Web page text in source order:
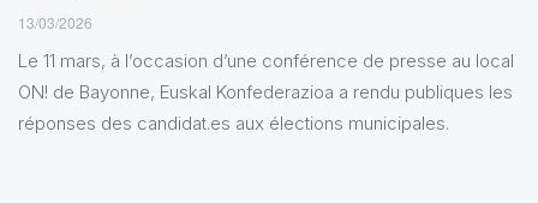
13/03/2026
Le 11 mars, à l’occasion d’une conférence de presse au local
ON! de Bayonne, Euskal Konfederazioa a rendu publiques les
réponses des candidat.es aux élections municipales.